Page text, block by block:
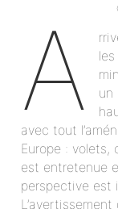
A
un
avec tout
Europe :
est entretenue
perspective est